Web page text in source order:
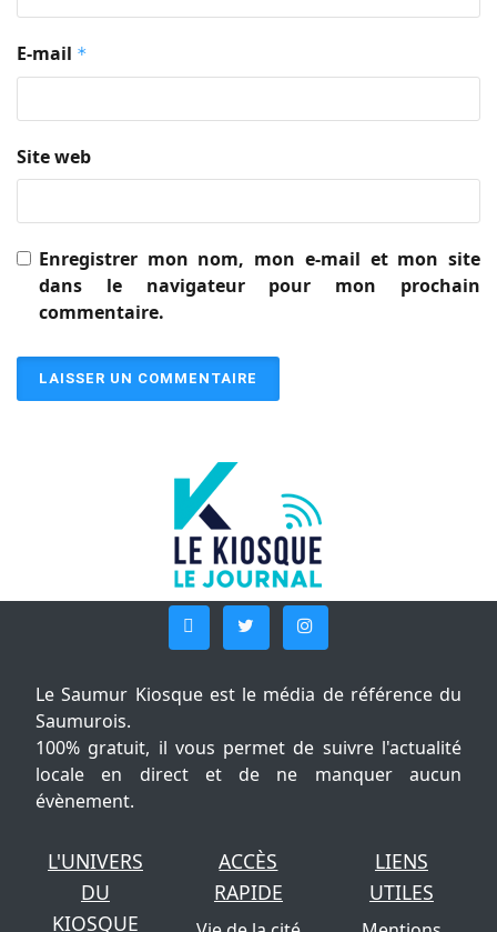
E-mail *
Site web
Enregistrer mon nom, mon e-mail et mon site
dans le navigateur pour mon prochain
commentaire.
Le Saumur Kiosque est le média de référence du
Saumurois.
100% gratuit, il vous permet de suivre l'actualité
locale en direct et de ne manquer aucun
évènement.
L'UNIVERS
DU
KIOSQUE
ACCÈS
RAPIDE
LIENS
UTILES